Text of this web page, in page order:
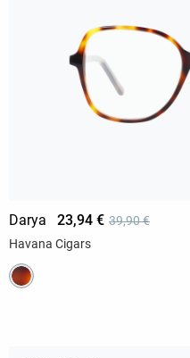
Darya 23,94 € 39,90 €
Havana Cigars